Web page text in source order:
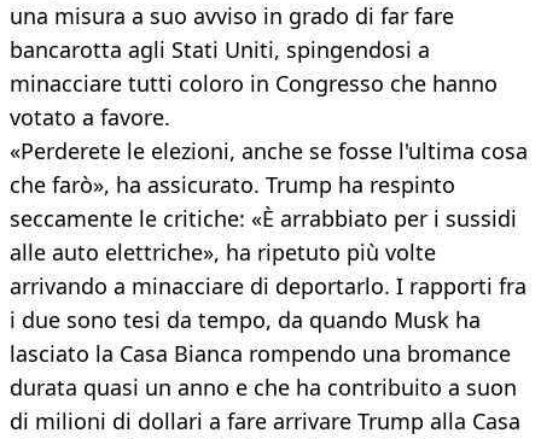
una misura a suo avviso in grado di far fare
bancarotta agli Stati Uniti, spingendosi a
minacciare tutti coloro in Congresso che hanno
votato a favore.
«Perderete le elezioni, anche se fosse l'ultima cosa
che farò», ha assicurato. Trump ha respinto
seccamente le critiche: «È arrabbiato per i sussidi
alle auto elettriche», ha ripetuto più volte
arrivando a minacciare di deportarlo. I rapporti fra
i due sono tesi da tempo, da quando Musk ha
lasciato la Casa Bianca rompendo una bromance
durata quasi un anno e che ha contribuito a suon
di milioni di dollari a fare arrivare Trump alla Casa